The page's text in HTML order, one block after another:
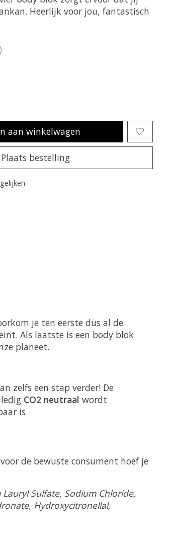
Heerlijk voor jou, fantastisch
product is
aan winkelwagen
Plaats bestelling
je ten eerste dus al de
Als laatste is een body blok
planeet.
zelfs een stap verder! De
CO2 neutraal wordt
is.
de bewuste consument hoef je
Sulfate, Sodium Chloride,
Hydroxycitronellal,